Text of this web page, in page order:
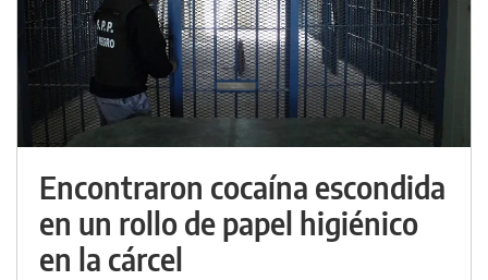
Encontraron cocaína escondida
en un rollo de papel higiénico
en la cárcel